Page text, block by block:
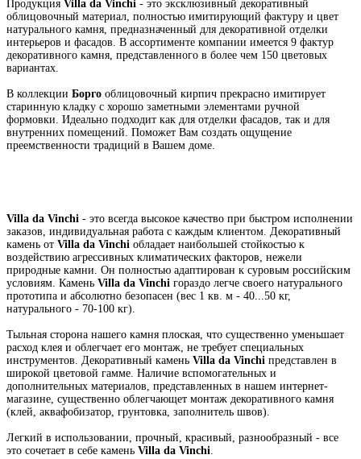
Продукция Villa da Vinchi - это эксклюзивный декоративный
облицовочный материал, полностью имитирующий фактуру и цвет
натурального камня, предназначенный для декоративной отделки
интерьеров и фасадов. В ассортименте компании имеется 9 фактур
декоративного камня, представленного в более чем 150 цветовых
вариантах.
В коллекции Борго облицовочный кирпич прекрасно имитирует
старинную кладку с хорошо заметными элементами ручной
формовки. Идеально подходит как для отделки фасадов, так и для
внутренних помещений. Поможет Вам создать ощущение
преемственности традиций в Вашем доме.
Villa da Vinchi - это всегда высокое качество при быстром исполнении
заказов, индивидуальная работа с каждым клиентом. Декоративный
камень от Villa da Vinchi обладает наибольшей стойкостью к
воздействию агрессивных климатических факторов, нежели
природные камни. Он полностью адаптирован к суровым российским
условиям. Камень Villa da Vinchi гораздо легче своего натурального
прототипа и абсолютно безопасен (вес 1 кв. м - 40...50 кг,
натурального - 70-100 кг).
Тыльная сторона нашего камня плоская, что существенно уменьшает
расход клея и облегчает его монтаж, не требует специальных
инструментов. Декоративный камень Villa da Vinchi представлен в
широкой цветовой гамме. Наличие вспомогательных и
дополнительных материалов, представленных в нашем интернет-
магазине, существенно облегчающет монтаж декоративного камня
(клей, аквафобизатор, грунтовка, заполнитель швов).
Легкий в использовании, прочный, красивый, разнообразный - все
это сочетает в себе камень Villa da Vinchi.